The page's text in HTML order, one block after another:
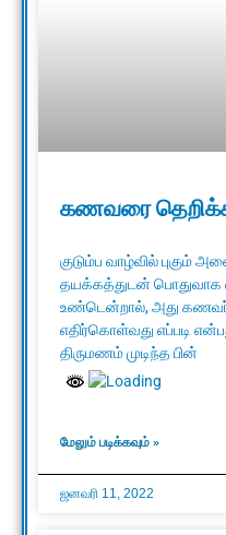
கணவரை
குடும்ப வாழ்வில் புகும்
தயக்கத்துடன் பொதுவாக
உண்டென்றால், அது கணவர்
எதிர்கொள்வது எப்படி
திருமணம் முடிந்த பின்
மேலும் படிக்கவும் »
ஜனவரி 11, 2022